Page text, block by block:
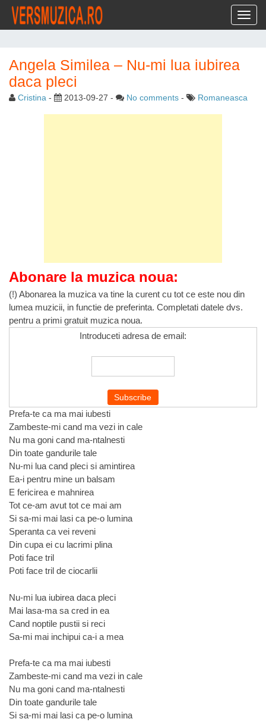
Angela Similea – Nu-mi lua iubirea
daca pleci
Cristina - 2013-09-27 - No comments - Romaneasca
Abonare la muzica noua:
(!) Abonarea la muzica va tine la curent cu tot ce este nou din
lumea muzicii, in functie de preferinta. Completati datele dvs.
pentru a primi gratuit muzica noua.
Introduceti adresa de email:
Prefa-te ca ma mai iubesti
Zambeste-mi cand ma vezi in cale
Nu ma goni cand ma-ntalnesti
Din toate gandurile tale
Nu-mi lua cand pleci si amintirea
Ea-i pentru mine un balsam
E fericirea e mahnirea
Tot ce-am avut tot ce mai am
Si sa-mi mai lasi ca pe-o lumina
Speranta ca vei reveni
Din cupa ei cu lacrimi plina
Poti face tril
Poti face tril de ciocarlii
Nu-mi lua iubirea daca pleci
Mai lasa-ma sa cred in ea
Cand noptile pustii si reci
Sa-mi mai inchipui ca-i a mea
Prefa-te ca ma mai iubesti
Zambeste-mi cand ma vezi in cale
Nu ma goni cand ma-ntalnesti
Din toate gandurile tale
Si sa-mi mai lasi ca pe-o lumina